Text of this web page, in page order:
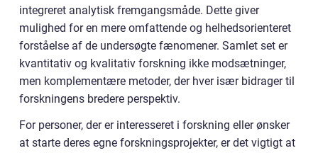
integreret analytisk fremgangsmåde. Dette giver
mulighed for en mere omfattende og helhedsorienteret
forståelse af de undersøgte fænomener. Samlet set er
kvantitativ og kvalitativ forskning ikke modsætninger,
men komplementære metoder, der hver især bidrager til
forskningens bredere perspektiv.
For personer, der er interesseret i forskning eller ønsker
at starte deres egne forskningsprojekter, er det vigtigt at